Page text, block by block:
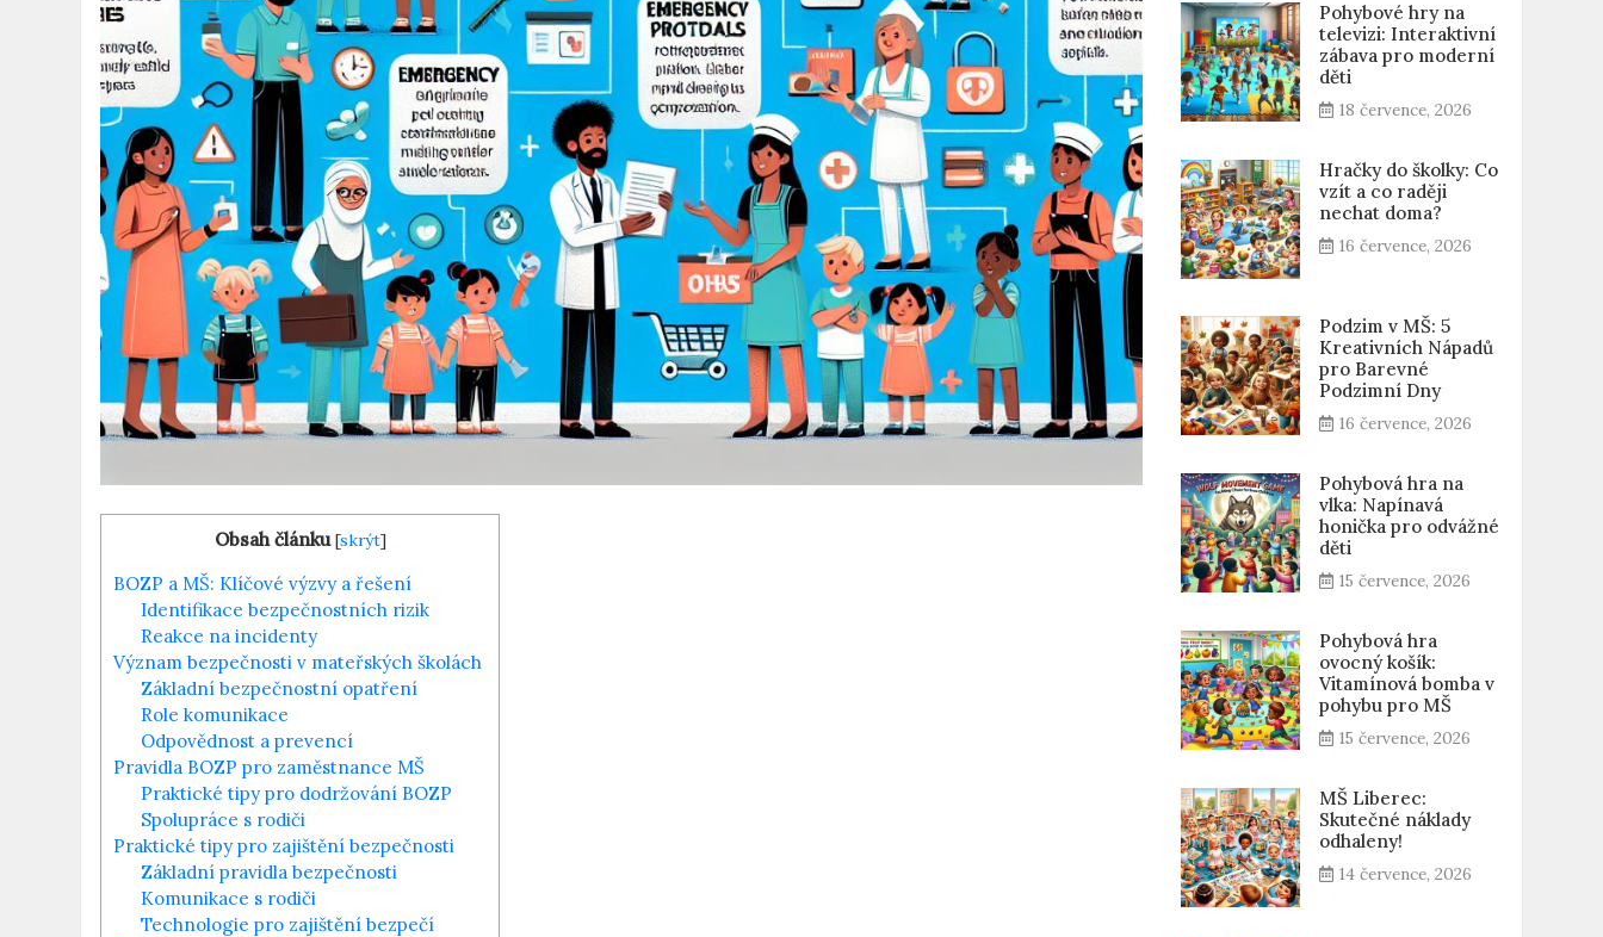
Obsah článku [skrýt]
BOZP a MŠ: Klíčové výzvy a řešení
Identifikace bezpečnostních rizik
Reakce na incidenty
Význam bezpečnosti v mateřských školách
Základní bezpečnostní opatření
Role komunikace
Odpovědnost a prevencí
Pravidla BOZP pro zaměstnance MŠ
Praktické tipy pro dodržování BOZP
Spolupráce s rodiči
Praktické tipy pro zajištění bezpečnosti
Základní pravidla bezpečnosti
Komunikace s rodiči
Technologie pro zajištění bezpečí
Pohybové hry na
televizi: Interaktivní
zábava pro moderní
děti
18 července, 2026
Hračky do školky: Co
vzít a co raději
nechat doma?
16 července, 2026
Podzim v MŠ: 5
Kreativních Nápadů
pro Barevné
Podzimní Dny
16 července, 2026
Pohybová hra na
vlka: Napínavá
honička pro odvážné
děti
15 července, 2026
Pohybová hra
ovocný košík:
Vitamínová bomba v
pohybu pro MŠ
15 července, 2026
MŠ Liberec:
Skutečné náklady
odhaleny!
14 července, 2026